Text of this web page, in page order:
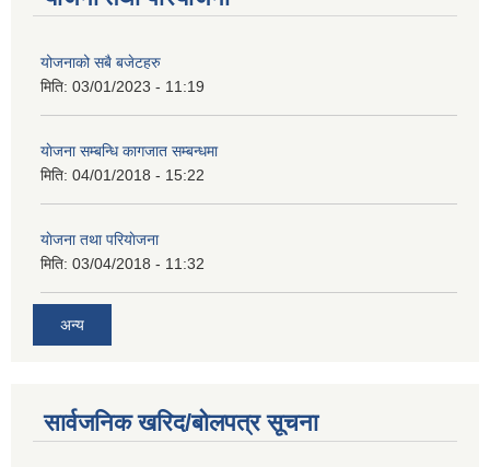
योजनाको सबै बजेटहरु
मिति: 03/01/2023 - 11:19
याेजना सम्बन्धि कागजात सम्बन्धमा
मिति: 04/01/2018 - 15:22
याेजना तथा परियाेजना
मिति: 03/04/2018 - 11:32
अन्य
सार्वजनिक खरिद/बोलपत्र सूचना